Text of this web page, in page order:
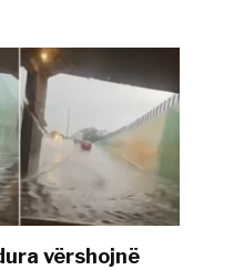
vërshojnë